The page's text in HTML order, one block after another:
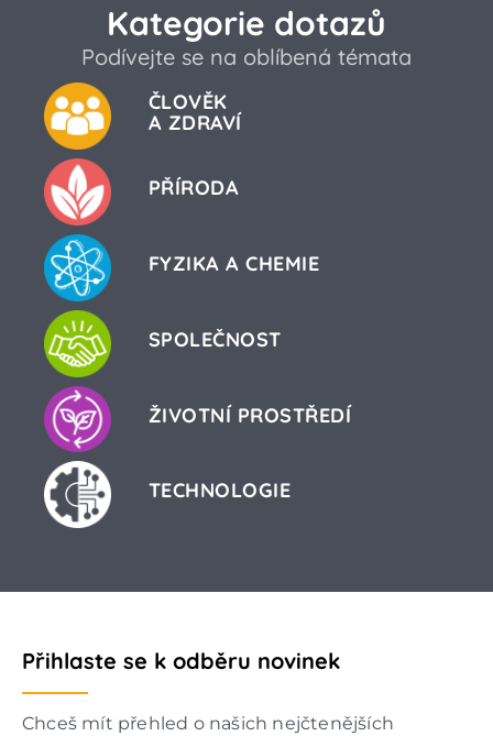
Kategorie dotazů
Podívejte se na oblíbená témata
ČLOVĚK
A ZDRAVÍ
PŘÍRODA
FYZIKA A CHEMIE
SPOLEČNOST
ŽIVOTNÍ PROSTŘEDÍ
TECHNOLOGIE
Přihlaste se k odběru novinek
Chceš mít přehled o našich nejčtenějších